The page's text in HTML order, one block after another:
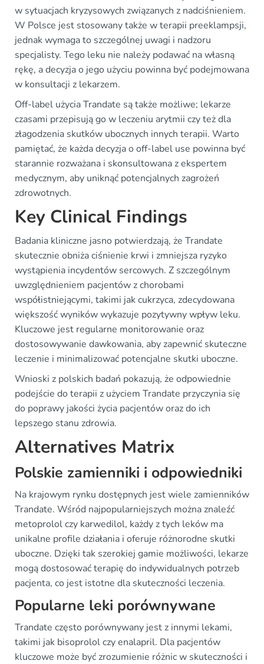
w sytuacjach kryzysowych związanych z nadciśnieniem.
W Polsce jest stosowany także w terapii preeklampsji,
jednak wymaga to szczególnej uwagi i nadzoru
specjalisty. Tego leku nie należy podawać na własną
rękę, a decyzja o jego użyciu powinna być podejmowana
w konsultacji z lekarzem.
Off-label użycia Trandate są także możliwe; lekarze
czasami przepisują go w leczeniu arytmii czy też dla
złagodzenia skutków ubocznych innych terapii. Warto
pamiętać, że każda decyzja o off-label use powinna być
starannie rozważana i skonsultowana z ekspertem
medycznym, aby uniknąć potencjalnych zagrożeń
zdrowotnych.
Key Clinical Findings
Badania kliniczne jasno potwierdzają, że Trandate
skutecznie obniża ciśnienie krwi i zmniejsza ryzyko
wystąpienia incydentów sercowych. Z szczególnym
uwzględnieniem pacjentów z chorobami
współistniejącymi, takimi jak cukrzyca, zdecydowana
większość wyników wykazuje pozytywny wpływ leku.
Kluczowe jest regularne monitorowanie oraz
dostosowywanie dawkowania, aby zapewnić skuteczne
leczenie i minimalizować potencjalne skutki uboczne.
Wnioski z polskich badań pokazują, że odpowiednie
podejście do terapii z użyciem Trandate przyczynia się
do poprawy jakości życia pacjentów oraz do ich
lepszego stanu zdrowia.
Alternatives Matrix
Polskie zamienniki i odpowiedniki
Na krajowym rynku dostępnych jest wiele zamienników
Trandate. Wśród najpopularniejszych można znaleźć
metoprolol czy karwedilol, każdy z tych leków ma
unikalne profile działania i oferuje różnorodne skutki
uboczne. Dzięki tak szerokiej gamie możliwości, lekarze
mogą dostosować terapię do indywidualnych potrzeb
pacjenta, co jest istotne dla skuteczności leczenia.
Popularne leki porównywane
Trandate często porównywany jest z innymi lekami,
takimi jak bisoprolol czy enalapril. Dla pacjentów
kluczowe może być zrozumienie różnic w skuteczności i